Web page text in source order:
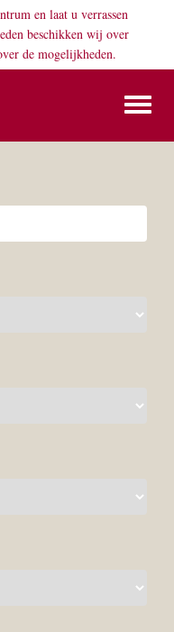
en laat u verrassen
beschikken wij over
de mogelijkheden.